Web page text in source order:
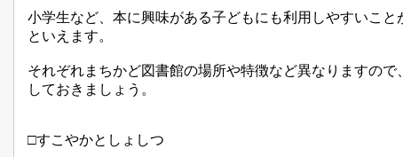
小学生など、本に興味がある子どもにも利用しやすいこと
といえます。
それぞれまちかど図書館の場所や特徴など異なりますので
しておきましょう。
□すこやかとしょしつ